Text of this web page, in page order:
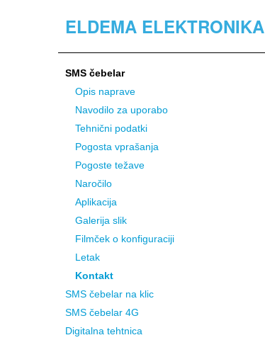
ELDEMA ELEKTRONIKA
SMS čebelar
Opis naprave
Navodilo za uporabo
Tehnični podatki
Pogosta vprašanja
Pogoste težave
Naročilo
Aplikacija
Galerija slik
Filmček o konfiguraciji
Letak
Kontakt
SMS čebelar na klic
SMS čebelar 4G
Digitalna tehtnica